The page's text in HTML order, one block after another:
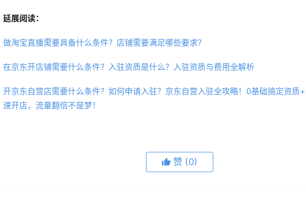
延展阅读：
做淘宝直播需要具备什么条件？店铺需要满足哪些要求？
在京东开店铺需要什么条件？入驻资质是什么？入驻资质与费用全解析
开京东自营店需要什么条件？如何申请入驻？京东自营入驻全攻略！0基础搞定资质
速开店，流量翻倍不是梦！
赞 (0)